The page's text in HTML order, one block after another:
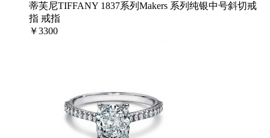
蒂芙尼TIFFANY 1837系列Makers 系列纯银中号斜切戒
指 戒指
￥3300